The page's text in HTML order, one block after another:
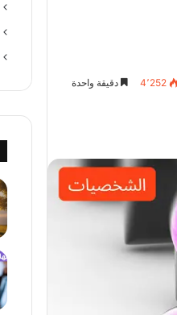
4٬252 دقيقة واحدة